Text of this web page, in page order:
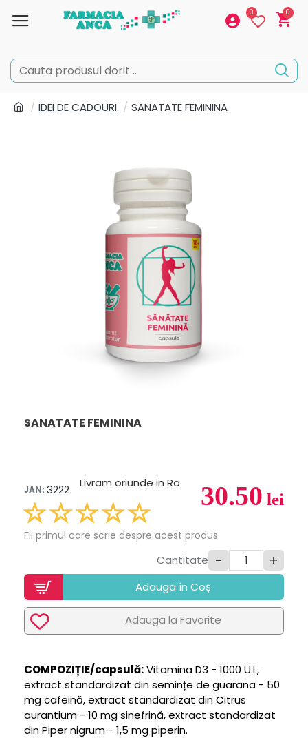
0 0
IDEI DE CADOURI SANATATE FEMININA
SANATATE FEMININA
30.50 lei
JAN: 3222 Livram oriunde in Ro
Fii primul care scrie despre acest produs.
Cantitate - +
Adaugã în Coș
Adaugã la Favorite
COMPOZIȚIE/capsulă:Vitamina D3 - 1000 U.I.,
extract standardizat din semințe de guarana - 50
mg cafeină, extract standardizat din Citrus
aurantium - 10 mg sinefrină, extract standardizat
din Piper nigrum - 1,5 mg piperin.